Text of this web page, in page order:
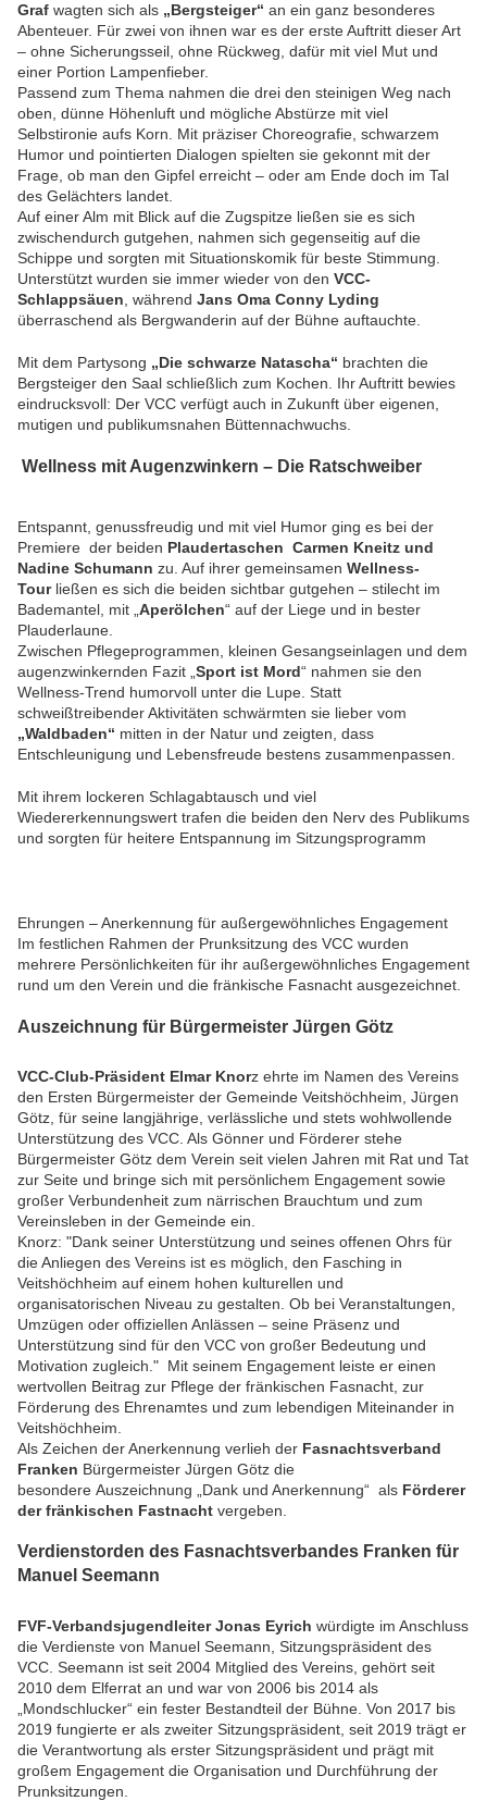
Graf wagten sich als „Bergsteiger“ an ein ganz besonderes
Abenteuer. Für zwei von ihnen war es der erste Auftritt dieser Art
– ohne Sicherungsseil, ohne Rückweg, dafür mit viel Mut und
einer Portion Lampenfieber.
Passend zum Thema nahmen die drei den steinigen Weg nach
oben, dünne Höhenluft und mögliche Abstürze mit viel
Selbstironie aufs Korn. Mit präziser Choreografie, schwarzem
Humor und pointierten Dialogen spielten sie gekonnt mit der
Frage, ob man den Gipfel erreicht – oder am Ende doch im Tal
des Gelächters landet.
Auf einer Alm mit Blick auf die Zugspitze ließen sie es sich
zwischendurch gutgehen, nahmen sich gegenseitig auf die
Schippe und sorgten mit Situationskomik für beste Stimmung.
Unterstützt wurden sie immer wieder von den VCC-
Schlappsäuen, während Jans Oma Conny Lyding
überraschend als Bergwanderin auf der Bühne auftauchte.
Mit dem Partysong „Die schwarze Natascha“ brachten die
Bergsteiger den Saal schließlich zum Kochen. Ihr Auftritt bewies
eindrucksvoll: Der VCC verfügt auch in Zukunft über eigenen,
mutigen und publikumsnahen Büttennachwuchs.
Wellness mit Augenzwinkern – Die Ratschweiber
Entspannt, genussfreudig und mit viel Humor ging es bei der
Premiere der beiden Plaudertaschen Carmen Kneitz und
Nadine Schumann zu. Auf ihrer gemeinsamen Wellness-
Tourließen es sich die beiden sichtbar gutgehen – stilecht im
Bademantel, mit „ Aperölchen“ auf der Liege und in bester
Plauderlaune.
Zwischen Pflegeprogrammen, kleinen Gesangseinlagen und dem
augenzwinkernden Fazit „ Sport ist Mord“ nahmen sie den
Wellness-Trend humorvoll unter die Lupe. Statt
schweißtreibender Aktivitäten schwärmten sie lieber vom
„Waldbaden“ mitten in der Natur und zeigten, dass
Entschleunigung und Lebensfreude bestens zusammenpassen.
Mit ihrem lockeren Schlagabtausch und viel
Wiedererkennungswert trafen die beiden den Nerv des Publikums
und sorgten für heitere Entspannung im Sitzungsprogramm
Ehrungen – Anerkennung für außergewöhnliches Engagement
Im festlichen Rahmen der Prunksitzung des VCC wurden
mehrere Persönlichkeiten für ihr außergewöhnliches Engagement
rund um den Verein und die fränkische Fasnacht ausgezeichnet.
Auszeichnung für Bürgermeister Jürgen Götz
VCC-Club-Präsident Elmar Knorz ehrte im Namen des Vereins
den Ersten Bürgermeister der Gemeinde Veitshöchheim, Jürgen
Götz, für seine langjährige, verlässliche und stets wohlwollende
Unterstützung des VCC. Als Gönner und Förderer stehe
Bürgermeister Götz dem Verein seit vielen Jahren mit Rat und Tat
zur Seite und bringe sich mit persönlichem Engagement sowie
großer Verbundenheit zum närrischen Brauchtum und zum
Vereinsleben in der Gemeinde ein.
Knorz: "Dank seiner Unterstützung und seines offenen Ohrs für
die Anliegen des Vereins ist es möglich, den Fasching in
Veitshöchheim auf einem hohen kulturellen und
organisatorischen Niveau zu gestalten. Ob bei Veranstaltungen,
Umzügen oder offiziellen Anlässen – seine Präsenz und
Unterstützung sind für den VCC von großer Bedeutung und
Motivation zugleich." Mit seinem Engagement leiste er einen
wertvollen Beitrag zur Pflege der fränkischen Fasnacht, zur
Förderung des Ehrenamtes und zum lebendigen Miteinander in
Veitshöchheim.
Als Zeichen der Anerkennung verlieh der Fasnachtsverband
Franken Bürgermeister Jürgen Götz die
besondere Auszeichnung „Dank und Anerkennung“ als Förderer
der fränkischen Fastnacht vergeben.
Verdienstorden des Fasnachtsverbandes Franken für
Manuel Seemann
FVF-Verbandsjugendleiter Jonas Eyrich würdigte im Anschluss
die Verdienste von Manuel Seemann, Sitzungspräsident des
VCC. Seemann ist seit 2004 Mitglied des Vereins, gehört seit
2010 dem Elferrat an und war von 2006 bis 2014 als
„Mondschlucker“ ein fester Bestandteil der Bühne. Von 2017 bis
2019 fungierte er als zweiter Sitzungspräsident, seit 2019 trägt er
die Verantwortung als erster Sitzungspräsident und prägt mit
großem Engagement die Organisation und Durchführung der
Prunksitzungen.